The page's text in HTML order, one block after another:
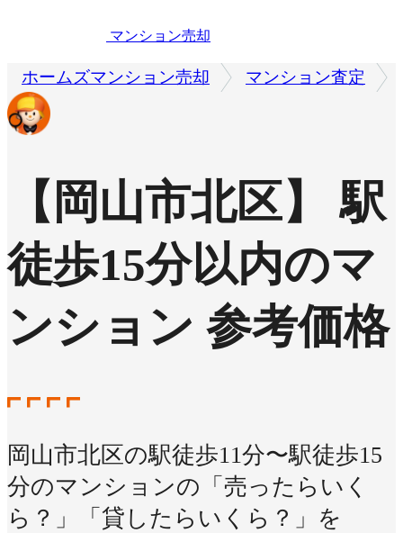
マンション売却
ホームズマンション売却 マンション査定
【岡山市北区】 駅
徒歩15分以内のマ
ンション 参考価格
岡山市北区の駅徒歩11分〜駅徒歩15
分のマンションの「売ったらいく
ら？」「貸したらいくら？」を